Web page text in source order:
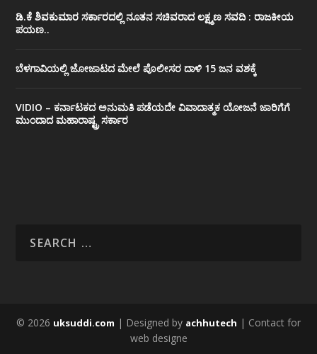
ಡಿ.ಕೆ ಶಿವಕುಮಾರ ಸರ್ಕಾರದಲ್ಲಿ ನೂತನ ಸಚಿವರಾದ ಲಕ್ಷ್ಮಣ ಸವದಿ : ರಾಜಕೀಯ
ಪಯಣ..
ಬೆಳಗಾವಿಯಲ್ಲಿ ಜೋಜಾಟದ ಮೇಲೆ ಪೊಲೀಸರ ದಾಳಿ 15 ಜನ ವಶಕ್ಕೆ
VIDIO – ಕರ್ನಾಟಕದ ಅನುಮತಿ ಪಡೆಯದೇ ವಿವಾದಾತ್ಮಕ ಯೋಜನೆ ಜಾರಿಗೆಗೆ
ಮುಂದಾದ ಮಹಾರಾಷ್ಟ್ರ ಸರ್ಕಾರ
© 2026 uksuddi.com | Designed by achhutech | Contact for
web designe